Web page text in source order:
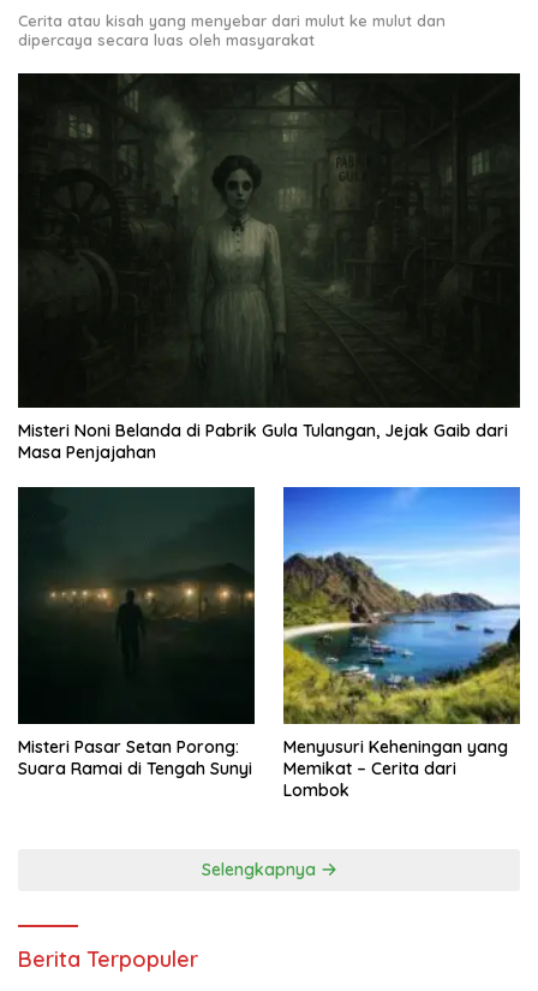
Cerita atau kisah yang menyebar dari mulut ke mulut dan
dipercaya secara luas oleh masyarakat
Misteri Noni Belanda di Pabrik Gula Tulangan, Jejak Gaib dari
Masa Penjajahan
Misteri Pasar Setan Porong:
Suara Ramai di Tengah Sunyi
Menyusuri Keheningan yang
Memikat – Cerita dari
Lombok
Selengkapnya
Berita Terpopuler